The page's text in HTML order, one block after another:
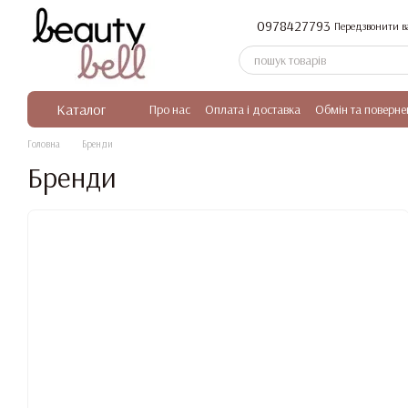
Перейти до основного контенту
0978427793 Передзвонити
Каталог Про нас Оплата і доставка Обмін та
Головна Бренди
Бренди